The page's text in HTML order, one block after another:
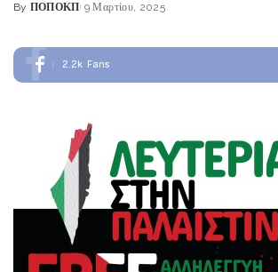
Posted
By ΠΟΠΟΚΠ 9 Μαρτίου, 2025
2.2k Fans